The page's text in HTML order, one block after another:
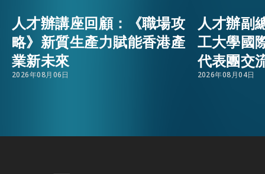
最新消息
關於我們
常見問題
聯絡我們
人才辦講座回顧：《職場攻
略》新質生產力賦能香港產
業新未來
2026年08月06日
人才辦副
工大學國
代表團交
2026年08月04日